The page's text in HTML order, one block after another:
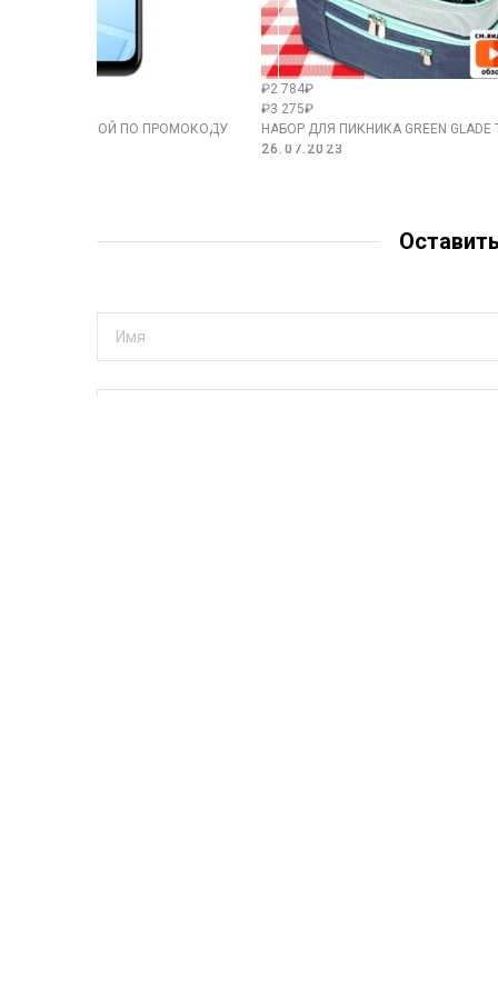
СО СКИДКОЙ ПО ПРОМОКОДУ
₽2 784₽
₽3 275₽
НАБОР ДЛЯ ПИКНИКА GREEN
26.07.2023